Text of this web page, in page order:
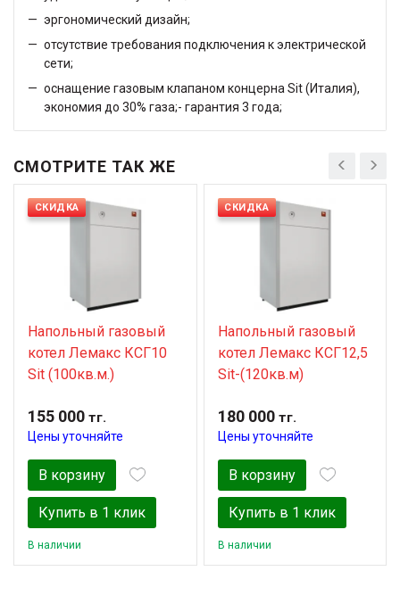
эргономический дизайн;
отсутствие требования подключения к электрической
сети;
оснащение газовым клапаном концерна Sit (Италия),
экономия до 30% газа;- гарантия 3 года;
СМОТРИТЕ ТАК ЖЕ
СКИДКА
Напольный газовый
котел Лемакс КСГ10
Sit (100кв.м.)
155 000 тг.
Цены уточняйте
В корзину
Купить в 1 клик
В наличии
СКИДКА
Напольный газовый
котел Лемакс КСГ12,5
Sit-(120кв.м)
180 000тг.
Цены уточняйте
В корзину
Купить в 1 клик
В наличии